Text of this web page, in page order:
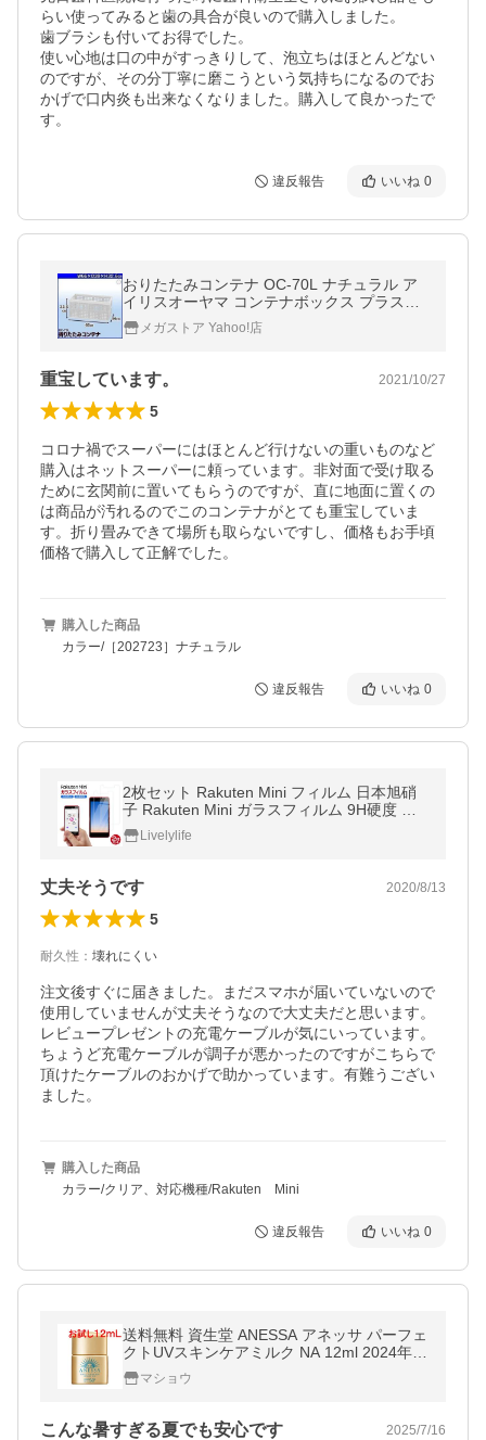
らい使ってみると歯の具合が良いので購入しました。
歯ブラシも付いてお得でした。
使い心地は口の中がすっきりして、泡立ちはほとんどない
のですが、その分丁寧に磨こうという気持ちになるのでお
かげで口内炎も出来なくなりました。購入して良かったで
す。
違反報告 いいね 0
おりたたみコンテナ OC-70L ナチュラル ア
イリスオーヤマ コンテナボックス プラスチ
ックコンテナ 折りたたみコンテナ 収納ボッ
クス 書類収納 新生活
メガストア Yahoo!店
重宝しています。 2021/10/27
5
コロナ禍でスーパーにはほとんど行けないの重いものなど
購入はネットスーパーに頼っています。非対面で受け取る
ために玄関前に置いてもらうのですが、直に地面に置くの
は商品が汚れるのでこのコンテナがとても重宝していま
す。折り畳みできて場所も取らないですし、価格もお手頃
価格で購入して正解でした。
購入した商品
カラー/［202723］ナチュラル
違反報告 いいね 0
2枚セット Rakuten Mini フィルム 日本旭硝
子 Rakuten Mini ガラスフィルム 9H硬度 楽
天ミニ 強化ガラス 楽天モバイル ガラスシー
ト 2.5D
Livelylife
丈夫そうです 2020/8/13
5
耐久性 ： 壊れにくい
注文後すぐに届きました。まだスマホが届いていないので
使用していませんが丈夫そうなので大丈夫だと思います。
レビュープレゼントの充電ケーブルが気にいっています。
ちょうど充電ケーブルが調子が悪かったのですがこちらで
頂けたケーブルのおかげで助かっています。有難うござい
ました。
購入した商品
カラー/クリア、対応機種/Rakuten Mini
違反報告 いいね 0
送料無料 資生堂 ANESSA アネッサ パーフェ
クトUVスキンケアミルク NA 12ml 2024年
サンプル 顔・からだ用 お試しサイズ 試供品
携帯便利 ポスト投函
マショウ
こんな暑すぎる夏でも安心です 2025/7/16